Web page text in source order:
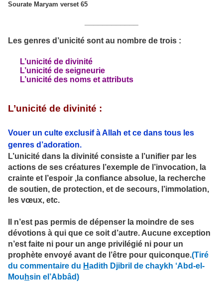
Sourate Maryam verset 65
Les genres d’unicité sont au nombre de trois :
L’unicité de divinité
L’unicité de seigneurie
L’unicité des noms et attributs
L’unicité de divinité :
Vouer un culte exclusif à Allah et ce dans tous les
genres d’adoration.
L’unicité dans la divinité consiste a l’unifier par les
actions de ses créatures l’exemple de l’invocation, la
crainte et l’espoir ,la confiance absolue, la recherche
de soutien, de protection, et de secours, l’immolation,
les vœux, etc.
Il n’est pas permis de dépenser la moindre de ses
dévotions à qui que ce soit d’autre. Aucune exception
n’est faite ni pour un ange privilégié ni pour un
prophète envoyé avant de l’être pour quiconque.(Tiré
du commentaire du Hadith Djibril de chaykh ‘Abd-el-
Mou hsin el’Abbâd)